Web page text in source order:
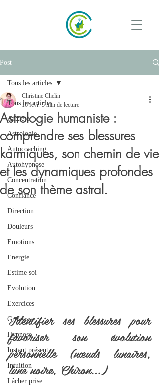
Post
Tous les articles
Anxiété
Astrologie
Autocoaching
Autohypnose
Concentration
Confiance
Direction
Douleurs
Emotions
Energie
Estime soi
Evolution
Exercices
Grossesse
Hypnose
Instant présent
Intuition
Lâcher prise
Tous les articles
Astrologie humaniste :
comprendre ses blessures
karmiques, son chemin de vie
et les dynamiques profondes
de son thème astral.
Christine Chelin
16 févr. 5 min de lecture
Identifier ses blessures pour
favoriser son évolution
personnelle (nœuds lunaires,
lune noire, Chiron…)